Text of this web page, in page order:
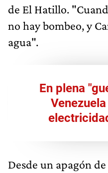
de El Hatillo.
no hay bombeo, y
agua".
En plena
Desde un apagón